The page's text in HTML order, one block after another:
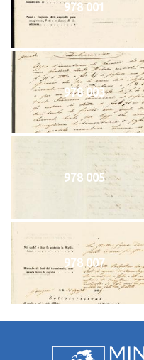
978 001
978 003
978 005
978 007